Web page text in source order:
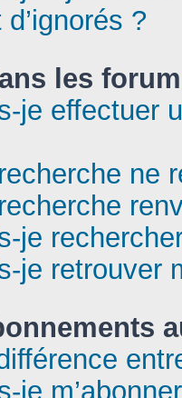
d’ignorés ?
les
je effectuer
ne
je
je retrouver
je